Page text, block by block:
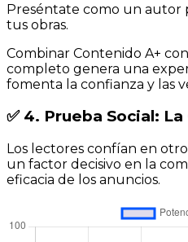
Preséntate como un autor
tus obras.
Combinar Contenido A+
completo genera una
fomenta la confianza y las
✅ 4. Prueba Social:
Los lectores confían en
un factor decisivo en la
eficacia de los anuncios.